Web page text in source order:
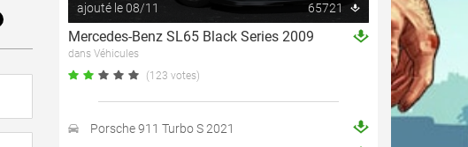
ajouté le 08/11 65721
Mercedes-Benz SL65 Black Series 2009
dans Véhicules
(123 votes)
Porsche 911 Turbo S 2021